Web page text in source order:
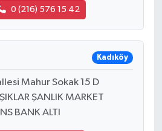
0 (216) 576 15 42
Kadıköy
Mahur Sokak 15 D
ŞANLIK MARKET
BANK ALTI